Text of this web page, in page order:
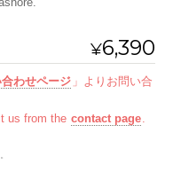
¥6,390
わせページ 」よりお問い合
us from the contact page.